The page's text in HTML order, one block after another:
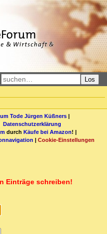
Los
Tode Jürgen Küßners |
Datenschutzerklärung
durch Käufe bei Amazon! |
| Cookie-Einstellungen
Einträge schreiben!